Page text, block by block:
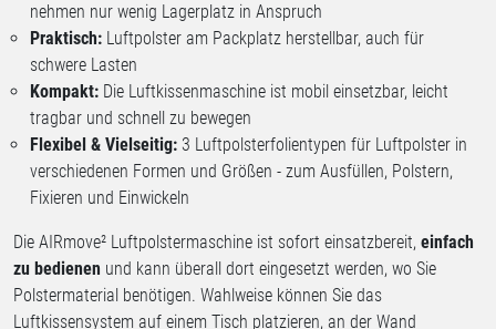
nehmen nur wenig Lagerplatz in Anspruch
Praktisch: Luftpolster am Packplatz herstellbar, auch für
schwere Lasten
Kompakt: Die Luftkissenmaschine ist mobil einsetzbar, leicht
tragbar und schnell zu bewegen
Flexibel & Vielseitig: 3 Luftpolsterfolientypen für Luftpolster in
verschiedenen Formen und Größen - zum Ausfüllen, Polstern,
Fixieren und Einwickeln
Die AIRmove² Luftpolstermaschine ist sofort einsatzbereit, einfach
zu bedienen und kann überall dort eingesetzt werden, wo Sie
Polstermaterial benötigen. Wahlweise können Sie das
Luftkissensystem auf einem Tisch platzieren, an der Wand